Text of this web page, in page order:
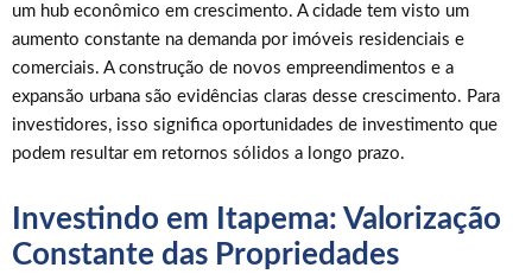
um hub econômico em crescimento. A cidade tem visto um
aumento constante na demanda por imóveis residenciais e
comerciais. A construção de novos empreendimentos e a
expansão urbana são evidências claras desse crescimento. Para
investidores, isso significa oportunidades de investimento que
podem resultar em retornos sólidos a longo prazo.
Investindo em Itapema: Valorização
Constante das Propriedades